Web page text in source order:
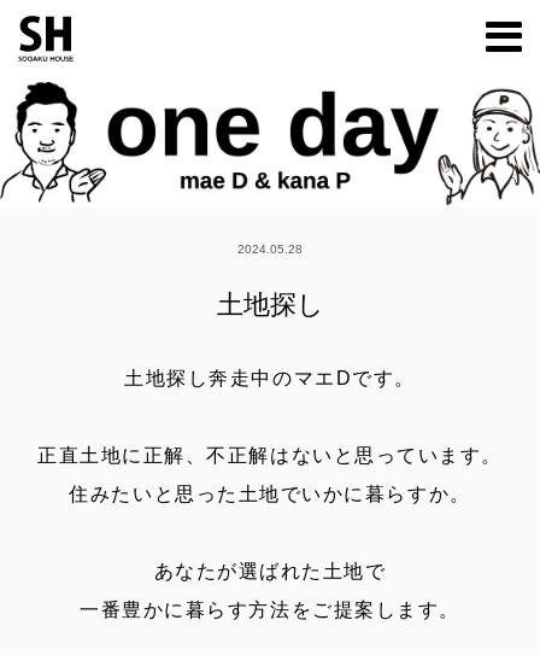
2024.05.28
土地探し
土地探し奔走中のマエDです。
正直土地に正解、不正解はないと思っています。
住みたいと思った土地でいかに暮らすか。
あなたが選ばれた土地で
一番豊かに暮らす方法をご提案します。